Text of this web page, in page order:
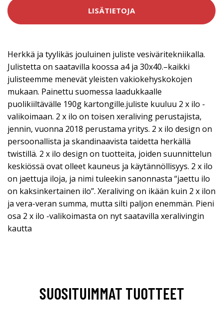
LISÄTIETOJA
Herkkä ja tyylikäs jouluinen juliste vesiväritekniikalla.
Julistetta on saatavilla koossa a4 ja 30x40.–kaikki
julisteemme menevät yleisten vakiokehyskokojen
mukaan. Painettu suomessa laadukkaalle
puolikiiltävälle 190g kartongille.juliste kuuluu 2 x ilo -
valikoimaan. 2 x ilo on toisen xeraliving perustajista,
jennin, vuonna 2018 perustama yritys. 2 x ilo design on
persoonallista ja skandinaavista taidetta herkällä
twistillä. 2 x ilo design on tuotteita, joiden suunnittelun
keskiössä ovat olleet kauneus ja käytännöllisyys. 2 x ilo
on jaettuja iloja, ja nimi tuleekin sanonnasta “jaettu ilo
on kaksinkertainen ilo”. Xeraliving on ikään kuin 2 x ilon
ja vera-veran summa, mutta silti paljon enemmän. Pieni
osa 2 x ilo -valikoimasta on nyt saatavilla xeralivingin
kautta
SUOSITUIMMAT TUOTTEET